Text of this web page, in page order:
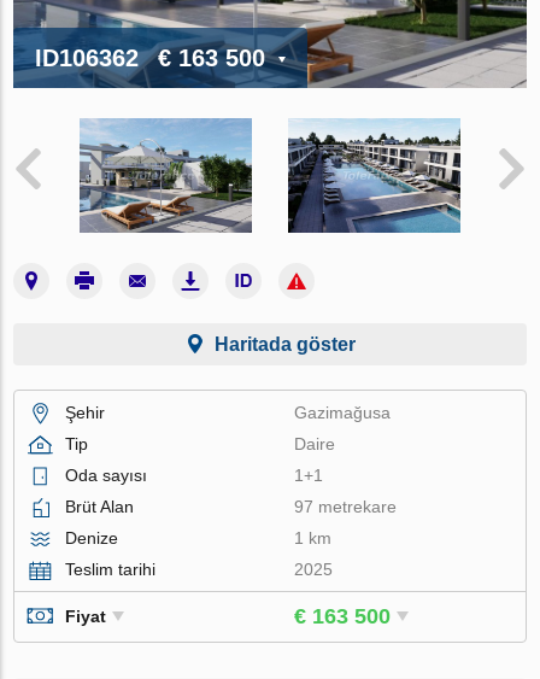
ID106362 € 163 500
Haritada göster
Şehir
Gazimağusa
Tip
Daire
Oda sayısı
1+1
Brüt Alan
97 metrekare
Denize
1 km
Teslim tarihi
2025
Fiyat € 163 500